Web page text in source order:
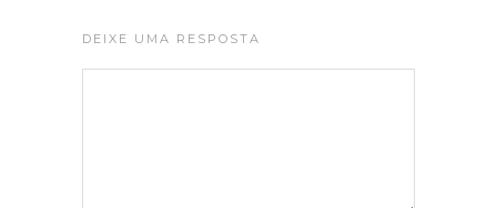
DEIXE UMA RESPOSTA